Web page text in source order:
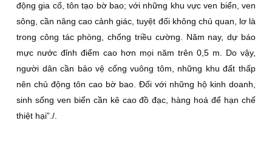
động gia cố, tôn tạo bờ bao; với những khu vực ven biển, ven
sông, cần nâng cao cảnh giác, tuyệt đối không chủ quan, lơ là
trong công tác phòng, chống triều cường. Năm nay, dự báo
mực nước đỉnh điểm cao hơn mọi năm trên 0,5 m. Do vậy,
người dân cần bảo vệ cống vuông tôm, những khu đất thấp
nên chủ động tôn cao bờ bao. Ðối với những hộ kinh doanh,
sinh sống ven biển cần kê cao đồ đạc, hàng hoá để hạn chế
thiệt hại”./.